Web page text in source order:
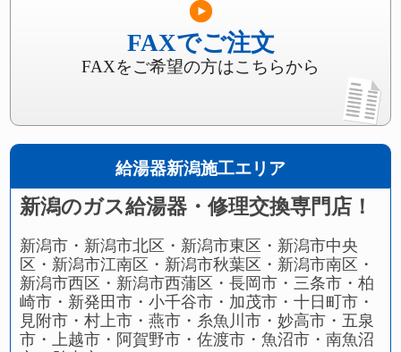
FAXでご注文
FAXをご希望の方はこちらから
給湯器新潟施工エリア
新潟のガス給湯器・修理交換専門店！
新潟市・新潟市北区・新潟市東区・新潟市中央
区・新潟市江南区・新潟市秋葉区・新潟市南区・
新潟市西区・新潟市西蒲区・長岡市・三条市・柏
崎市・新発田市・小千谷市・加茂市・十日町市・
見附市・村上市・燕市・糸魚川市・妙高市・五泉
市・上越市・阿賀野市・佐渡市・魚沼市・南魚沼